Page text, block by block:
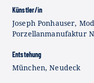
Künstler/in
Joseph Ponhauser,
Porzellanmanufaktur
Entstehung
München, Neudeck